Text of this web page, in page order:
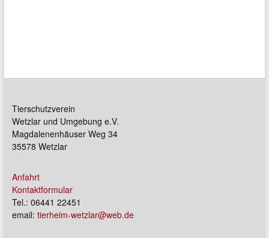
Tierschutzverein
Wetzlar und Umgebung e.V.
Magdalenenhäuser Weg 34
35578 Wetzlar
Anfahrt
Kontaktformular
Tel.: 06441 22451
email: tierheim-wetzlar@web.de